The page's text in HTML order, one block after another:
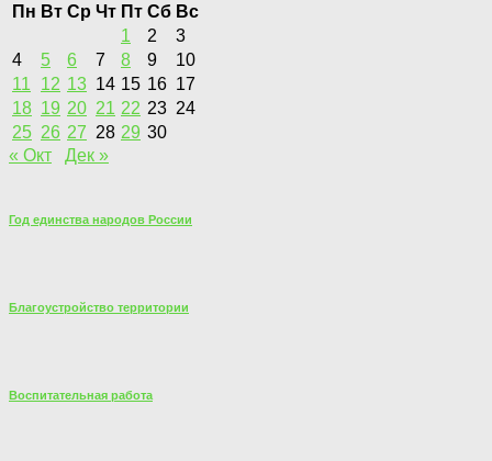
Пн Вт Ср Чт Пт Сб Вс
1
2
3
4
5 6 7 8 9
10
11
12 13 14 15 16 17
18 19 20 21 22 23 24
25 26 27 28 29 30
« Окт
Дек »
Год единства народов России
Благоустройство территории
Воспитательная работа